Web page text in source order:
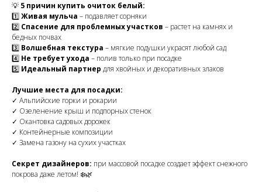
💡 5 причин купить очиток белый:
1️⃣Живая мульча – подавляет сорняки
2️⃣ Спасение для проблемных участков – растет на камнях и
бедных почвах
3️⃣ Волшебная текстура – мягкие подушки украсят любой сад
4️⃣ Не требует ухода – полив только при посадке
5️⃣ Идеальный партнер для хвойных и декоративных злаков
Лучшие места для посадки:
✓ Альпийские горки и рокарии
✓ Озеленение крыш и подпорных стенок
✓ Окантовка садовых дорожек
✓ Контейнерные композиции
✓ Замена газону на сухих участках
Секрет дизайнеров: при массовой посадке создает эффект снежного
покрова даже летом! ❄️🌿